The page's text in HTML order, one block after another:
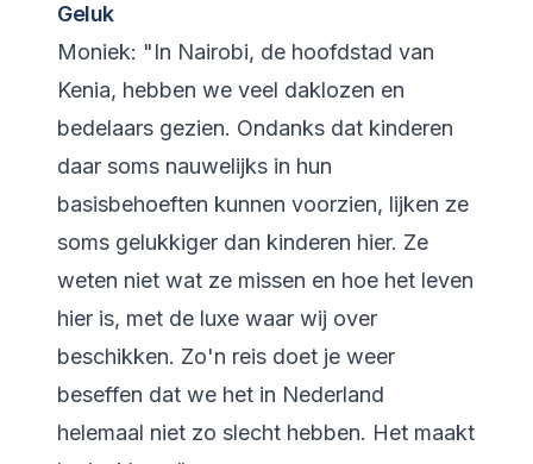
Geluk
Moniek: "In Nairobi, de hoofdstad van
Kenia, hebben we veel daklozen en
bedelaars gezien. Ondanks dat kinderen
daar soms nauwelijks in hun
basisbehoeften kunnen voorzien, lijken ze
soms gelukkiger dan kinderen hier. Ze
weten niet wat ze missen en hoe het leven
hier is, met de luxe waar wij over
beschikken. Zo'n reis doet je weer
beseffen dat we het in Nederland
helemaal niet zo slecht hebben. Het maakt